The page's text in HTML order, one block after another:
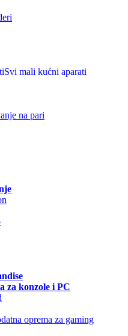
Svi mali kućni aparati
na pari
za konzole i PC
oprema za gaming